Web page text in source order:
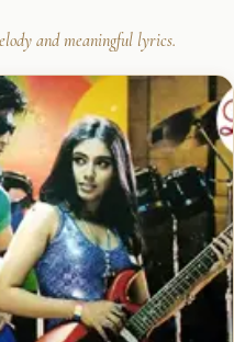
and meaningful lyrics.